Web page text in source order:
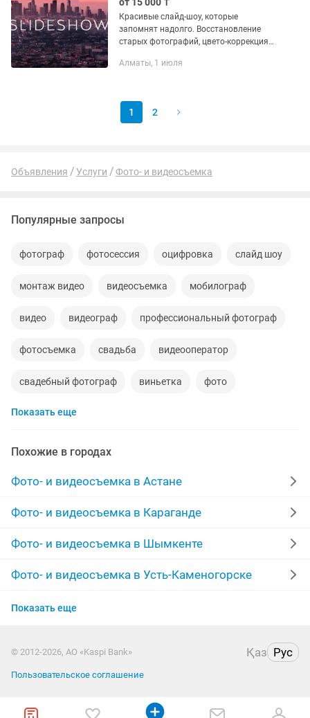
Красивые слайд-шоу, которые
запомнят надолго. Восстановление
старых фотографий, цвето-коррекция
стихи, стильная анимация слайдов. Мы
Алматы, 1 июля
1 2
Объявления Услуги Фото- и видеосъемка
Популярные запросы
фотограф фотосессия оцифровка слайд шоу
монтаж видео видеосъемка мобилограф
видео видеограф профессиональный фотограф
фотосъемка свадьба видеооператор
свадебный фотограф виньетка фото
договорная
пригласительные цене съемка свадьбы
презентация клип ретушь обработка
кассеты оцифровка видеокассет
ищу моделей банкет обработка фотографий
предметная фотосъемка
Показать еще
Похожие в городах
Фото- и видеосъемка в Астане
Фото- и видеосъемка в Караганде
Фото- и видеосъемка в Шымкенте
Фото- и видеосъемка в Усть-Каменогорске
Фото- и видеосъемка в Актобе
Фото- и видеосъемка в Костанае
Фото- и видеосъемка в Павлодаре
Показать еще
© 2012-2026, АО «Kaspi Bank» Қаз Рус
Пользовательское соглашение